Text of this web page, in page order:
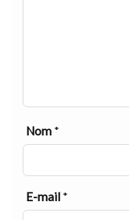
Nom *
E-mail *